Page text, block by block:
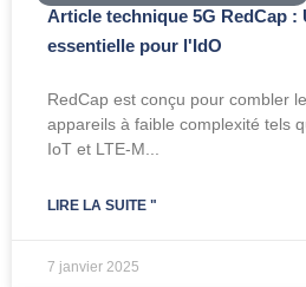
Article technique 5G RedCap :
essentielle pour l'IdO
RedCap est conçu pour combler
appareils à faible complexité tels
IoT et LTE-M...
LIRE LA SUITE "
7 janvier 2025